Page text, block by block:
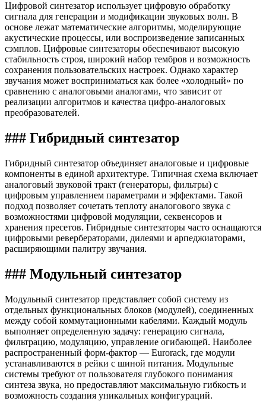
Цифровой синтезатор использует цифровую обработку
сигнала для генерации и модификации звуковых волн. В
основе лежат математические алгоритмы, моделирующие
акустические процессы, или воспроизведение записанных
сэмплов. Цифровые синтезаторы обеспечивают высокую
стабильность строя, широкий набор тембров и возможность
сохранения пользовательских настроек. Однако характер
звучания может восприниматься как более «холодный» по
сравнению с аналоговыми аналогами, что зависит от
реализации алгоритмов и качества цифро-аналоговых
преобразователей.
### Гибридный синтезатор
Гибридный синтезатор объединяет аналоговые и цифровые
компоненты в единой архитектуре. Типичная схема включает
аналоговый звуковой тракт (генераторы, фильтры) с
цифровым управлением параметрами и эффектами. Такой
подход позволяет сочетать теплоту аналогового звука с
возможностями цифровой модуляции, секвенсоров и
хранения пресетов. Гибридные синтезаторы часто оснащаются
цифровыми ревербераторами, дилеями и арпеджиаторами,
расширяющими палитру звучания.
### Модульный синтезатор
Модульный синтезатор представляет собой систему из
отдельных функциональных блоков (модулей), соединенных
между собой коммутационными кабелями. Каждый модуль
выполняет определенную задачу: генерацию сигнала,
фильтрацию, модуляцию, управление огибающей. Наиболее
распространенный форм-фактор — Eurorack, где модули
устанавливаются в рейки с шиной питания. Модульные
системы требуют от пользователя глубокого понимания
синтеза звука, но предоставляют максимальную гибкость и
возможность создания уникальных конфигураций.